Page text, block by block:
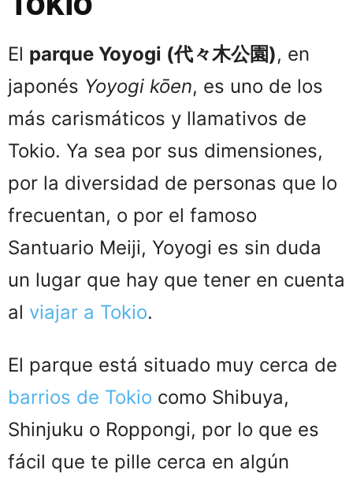
El parque Yoyogi (代々木公園), en
japonés Yoyogi kōen, es uno de los
más carismáticos y llamativos de
Tokio. Ya sea por sus dimensiones,
por la diversidad de personas que lo
frecuentan, o por el famoso
Santuario Meiji, Yoyogi es sin duda
un lugar que hay que tener en cuenta
al viajar a Tokio.
El parque está situado muy cerca de
barrios de Tokio como Shibuya,
Shinjuku o Roppongi, por lo que es
fácil que te pille cerca en algún